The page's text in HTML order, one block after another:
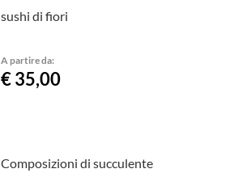
sushi di fiori
A partire da:
€ 35,00
Composizioni di succulente